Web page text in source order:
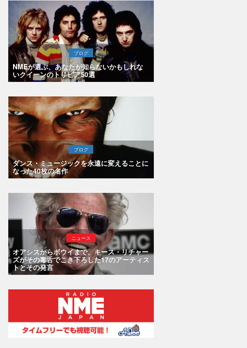
ブログ
NMEが選ぶ、あなたが知らないかもしれな
いクイーンのトリビア50選
ブログ
ダンス・ミュージックを永遠に変えることに
なった40枚の名作
ニュース
オアシスからボウイまで、キース・リチャー
ズがその毒舌でこき下ろした17のアーティス
トとその発言